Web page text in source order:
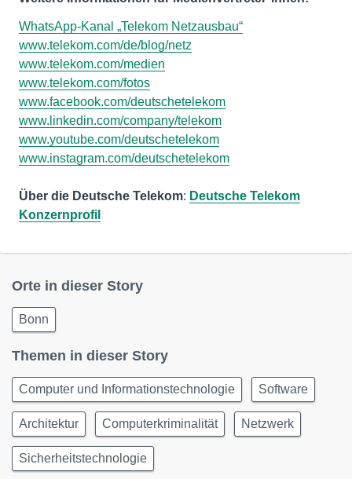
WhatsApp-Kanal „Telekom Netzausbau“
www.telekom.com/de/blog/netz
www.telekom.com/medien
www.telekom.com/fotos
www.facebook.com/deutschetelekom
www.linkedin.com/company/telekom
www.youtube.com/deutschetelekom
www.instagram.com/deutschetelekom
Über die Deutsche Telekom: Deutsche Telekom
Konzernprofil
Orte in dieser Story
Bonn
Themen in dieser Story
Computer und Informationstechnologie Software
Architektur Computerkriminalität Netzwerk
Sicherheitstechnologie